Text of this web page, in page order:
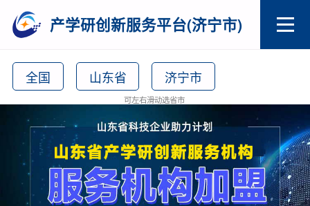
产学研创新服务平台(济宁市)
全国 山东省 济宁市
可左右滑动选省市